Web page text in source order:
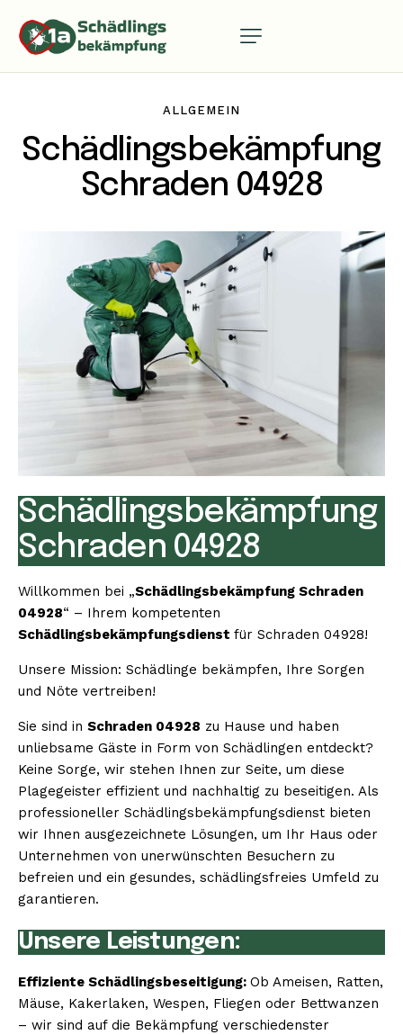
ALLGEMEIN
Schädlingsbekämpfung
Schraden 04928
Schädlingsbekämpfung
Schraden 04928
Willkommen bei „Schädlingsbekämpfung Schraden
04928“ – Ihrem kompetenten
Schädlingsbekämpfungsdienst für Schraden 04928!
Unsere Mission: Schädlinge bekämpfen, Ihre Sorgen
und Nöte vertreiben!
Sie sind in Schraden 04928 zu Hause und haben
unliebsame Gäste in Form von Schädlingen entdeckt?
Keine Sorge, wir stehen Ihnen zur Seite, um diese
Plagegeister effizient und nachhaltig zu beseitigen. Als
professioneller Schädlingsbekämpfungsdienst bieten
wir Ihnen ausgezeichnete Lösungen, um Ihr Haus oder
Unternehmen von unerwünschten Besuchern zu
befreien und ein gesundes, schädlingsfreies Umfeld zu
garantieren.
Unsere Leistungen:
Effiziente Schädlingsbeseitigung: Ob Ameisen, Ratten,
Mäuse, Kakerlaken, Wespen, Fliegen oder Bettwanzen
– wir sind auf die Bekämpfung verschiedenster